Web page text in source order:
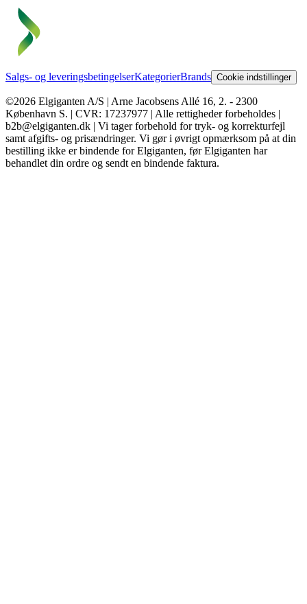
Salgs- og leveringsbetingelserKategorierBrands Cookie indstillinger
©2026 Elgiganten A/S | Arne Jacobsens Allé 16, 2. - 2300
København S. | CVR: 17237977 | Alle rettigheder forbeholdes |
b2b@elgiganten.dk | Vi tager forbehold for tryk- og korrekturfejl
samt afgifts- og prisændringer. Vi gør i øvrigt opmærksom på at din
bestilling ikke er bindende for Elgiganten, før Elgiganten har
behandlet din ordre og sendt en bindende faktura.